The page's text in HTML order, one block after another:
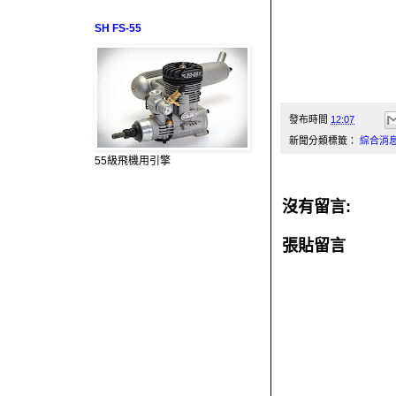
發布時間 12:07
新聞分類標籤： 綜合消
沒有留言:
張貼留言
SH FS-55
55級飛機用引擎